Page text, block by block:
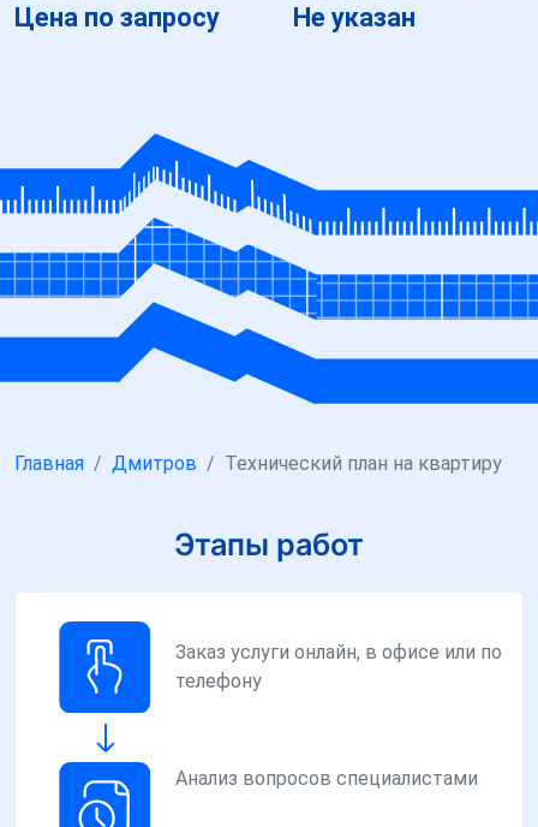
Цена по запросу Не указан
Главная Дмитров Технический план на квартиру
Этапы работ
Заказ услуги онлайн, в офисе или по
телефону
Анализ вопросов специалистами